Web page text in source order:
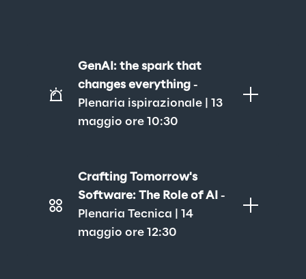
GenAI: the spark that
changes everything -
Plenaria ispirazionale | 13
maggio ore 10:30
Crafting Tomorrow's
Software: The Role of AI -
Plenaria Tecnica | 14
maggio ore 12:30